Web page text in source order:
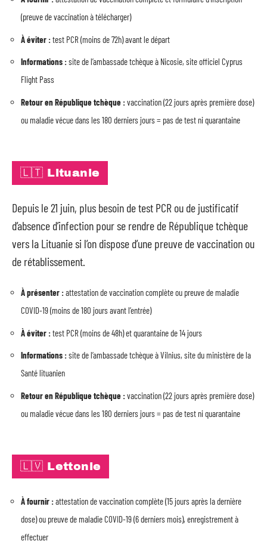
(preuve de vaccination à télécharger)
À éviter :test PCR (moins de 72h) avant le départ
Informations :site de l’ambassade tchèque à Nicosie, site officiel Cyprus
Flight Pass
Retour en République tchèque :vaccination (22 jours après première dose)
ou maladie vécue dans les 180 derniers jours = pas de test ni quarantaine
🇱🇹 Lituanie
Depuis le 21 juin, plus besoin de test PCR ou de justificatif
d’absence d’infection pour se rendre de République tchèque
vers la Lituanie si l’on dispose d’une preuve de vaccination ou
de rétablissement.
À présenter :attestation de vaccination complète ou preuve de maladie
COVID-19 (moins de 180 jours avant l’entrée)
À éviter :test PCR (moins de 48h) et quarantaine de 14 jours
Informations :site de l’ambassade tchèque à Vilnius, site du ministère de la
Santé lituanien
Retour en République tchèque :vaccination (22 jours après première dose)
ou maladie vécue dans les 180 derniers jours = pas de test ni quarantaine
🇱🇻 Lettonie
À fournir :attestation de vaccination complète (15 jours après la dernière
dose) ou preuve de maladie COVID-19 (6 derniers mois), enregistrement à
effectuer